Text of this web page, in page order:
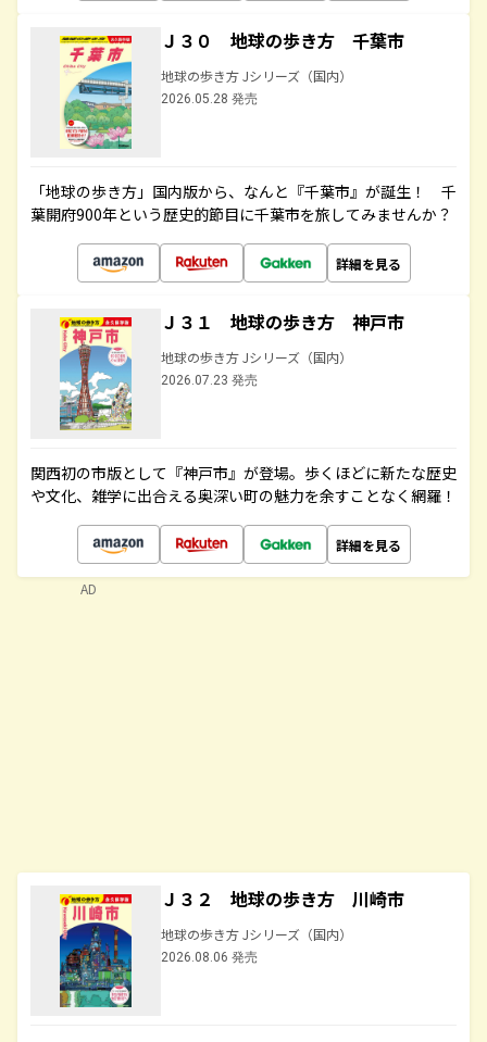
Ｊ３０ 地球の歩き方 千葉市
地球の歩き方 Jシリーズ（国内）
2026.05.28 発売
「地球の歩き方」国内版から、なんと『千葉市』が誕生！ 千
葉開府900年という歴史的節目に千葉市を旅してみませんか？
詳細を見る
Ｊ３１ 地球の歩き方 神戸市
地球の歩き方 Jシリーズ（国内）
2026.07.23 発売
関西初の市版として『神戸市』が登場。歩くほどに新たな歴史
や文化、雑学に出合える奥深い町の魅力を余すことなく網羅！
詳細を見る
Ｊ３２ 地球の歩き方 川崎市
地球の歩き方 Jシリーズ（国内）
2026.08.06 発売
AD